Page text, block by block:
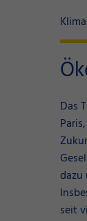
Das
dazu
seit